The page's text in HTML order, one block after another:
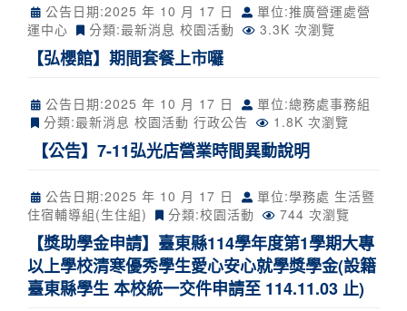
公告日期:2025 年 10 月 17 日
單位:推廣營運處營
運中心
分類:最新消息 校園活動 3.3K 次瀏覽
【弘櫻館】期間套餐上市囉
公告日期:2025 年 10 月 17 日
單位:總務處事務組
分類:最新消息 校園活動 行政公告 1.8K 次瀏覽
【公告】7-11弘光店營業時間異動說明
公告日期:2025 年 10 月 17 日
單位:學務處 生活暨
住宿輔導組(生住組)
分類:校園活動 744 次瀏覽
【獎助學金申請】臺東縣114學年度第1學期大專
以上學校清寒優秀學生愛心安心就學獎學金(設籍
臺東縣學生 本校統一交件申請至 114.11.03 止)